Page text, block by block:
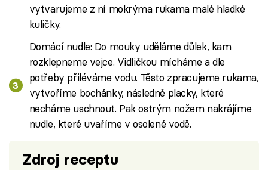
vytvarujeme z ní mokrýma rukama malé hladké
kuličky.
Domácí nudle: Do mouky uděláme důlek, kam
rozklepneme vejce. Vidličkou mícháme a dle
potřeby přiléváme vodu. Těsto zpracujeme rukama,
vytvoříme bochánky, následně placky, které
necháme uschnout. Pak ostrým nožem nakrájíme
nudle, které uvaříme v osolené vodě.
Zdroj receptu